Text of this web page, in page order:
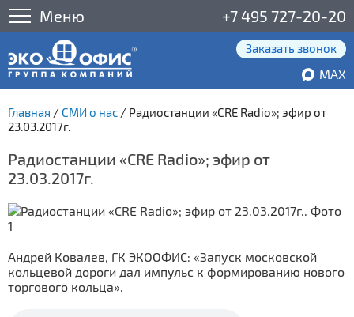
Меню +7 495 727-20-20
Заказать звонок
MAX
Главная / СМИ о нас / Радиостанции «CRE Radio»; эфир от
23.03.2017г.
Радиостанции «CRE Radio»; эфир от
23.03.2017г.
Андрей Ковалев, ГК ЭКООФИС: «Запуск московской
кольцевой дороги дал импульс к формированию нового
торгового кольца».